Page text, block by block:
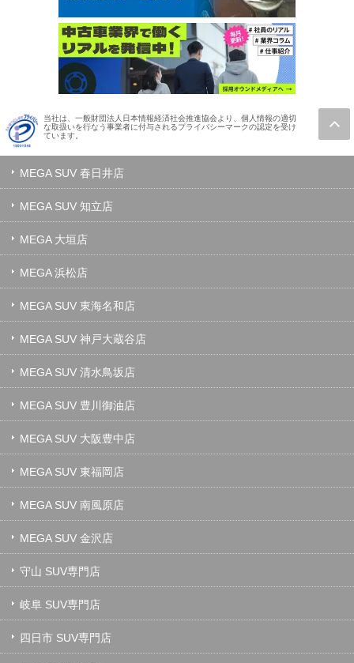
当社は、一般財団法人日本情報経済社会推進協会より、個人情報の適切
な取扱いを行なう事業者に付与されるプライバシーマークの認定を受け
ています。
MEGA SUV 春日井店
MEGA SUV 知立店
MEGA 大垣店
MEGA 浜松店
MEGA SUV 東海名和店
MEGA SUV 神戸大蔵谷店
MEGA SUV 清水鳥坂店
MEGA SUV 豊川御油店
MEGA SUV 大阪豊中店
MEGA SUV 東福岡店
MEGA SUV 南風原店
MEGA SUV 金沢店
守山 SUV専門店
岐阜 SUV専門店
四日市 SUV専門店